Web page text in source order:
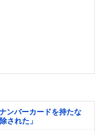
ンバーカードを持たな
された」